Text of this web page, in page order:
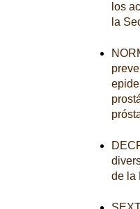
los
la
de la